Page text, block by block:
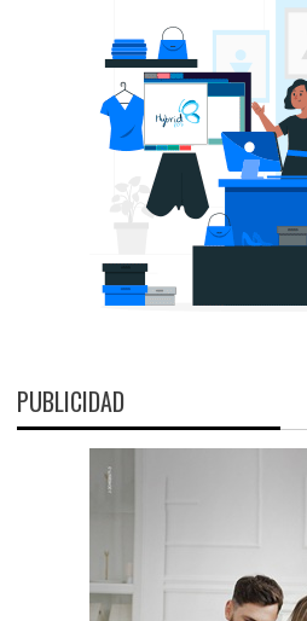
PUBLICIDAD